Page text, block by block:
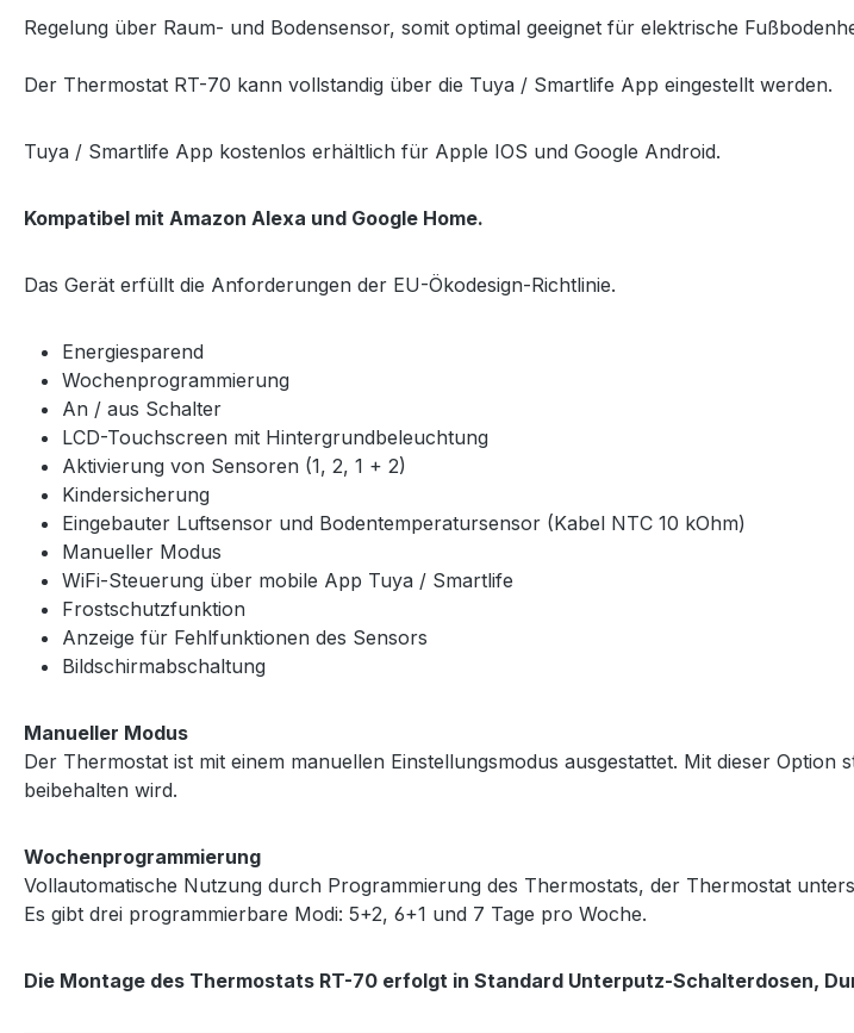
Regelung über Raum- und Bodensensor, somit optimal geeignet für elektrische
Der Thermostat RT-70 kann vollstandig über die Tuya / Smartlife App eingestellt werden.
Tuya / Smartlife App kostenlos erhältlich für Apple IOS und Google Android.
Kompatibel mit Amazon Alexa und Google Home.
Das Gerät erfüllt die Anforderungen der EU-Ökodesign-Richtlinie.
Energiesparend
Wochenprogrammierung
An / aus Schalter
LCD-Touchscreen mit Hintergrundbeleuchtung
Aktivierung von Sensoren (1, 2, 1 + 2)
Kindersicherung
Eingebauter Luftsensor und Bodentemperatursensor (Kabel NTC 10 kOhm)
Manueller Modus
WiFi-Steuerung über mobile App Tuya / Smartlife
Frostschutzfunktion
Anzeige für Fehlfunktionen des Sensors
Bildschirmabschaltung
Manueller Modus
Der Thermostat ist mit einem manuellen Einstellungsmodus ausgestattet. Mit dieser Option
beibehalten wird.
Wochenprogrammierung
Vollautomatische Nutzung durch Programmierung des Thermostats, der Thermostat
Es gibt drei programmierbare Modi: 5+2, 6+1 und 7 Tage pro Woche.
Die Montage des Thermostats RT-70 erfolgt in Standard Unterputz-Schalterdosen,